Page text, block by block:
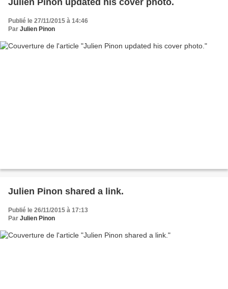
Publié le 27/11/2015 à 14:46
Par Julien Pinon
Julien Pinon shared a link.
Publié le 26/11/2015 à 17:13
Par Julien Pinon